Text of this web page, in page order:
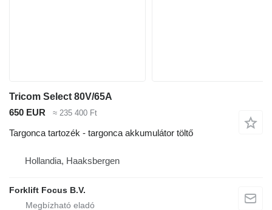
Tricom Select 80V/65A
650 EUR
≈ 235 400 Ft
Targonca tartozék - targonca akkumulátor töltő
Hollandia, Haaksbergen
Forklift Focus B.V.